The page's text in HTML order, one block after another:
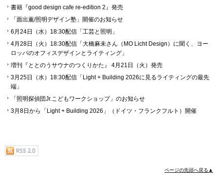
書籍『good design cafe re-edition 2』発売
「⾯出薫/照明デザイン塾」開催のお知らせ
6月24日（水）18:30配信「工芸と照明」
4月28日（火）18:30配信「大橋麻未さん（MO Licht Design）に聞く、ヨー
ロッパのオフィスデザインとライティング」
増刊『ととのうサウナのつくりかた』 4月21日（火）発売
3月25日（水）18:30配信「Light + Building 2026に見るライティングの最先
端」
「照明探偵団Jr.こどもワークショップ」のお知らせ
3月8日から「Light + Building 2026」（ドイツ・フランクフルト）開催
ページの先頭へ戻る▲